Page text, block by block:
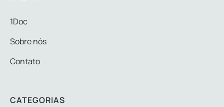
1Doc
Sobre nós
Contato
CATEGORIAS